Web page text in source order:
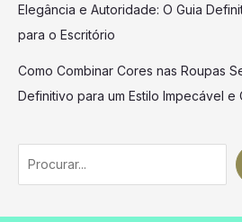
Elegância e Autoridade: O Guia
para o Escritório
Como Combinar Cores nas Roupas
Definitivo para um Estilo Impecável e